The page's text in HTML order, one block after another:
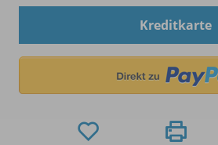
Kreditkarte